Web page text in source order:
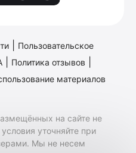
Пользовательское
Политика отзывов
материалов
на сайте не
уточняйте при
Мы не несем